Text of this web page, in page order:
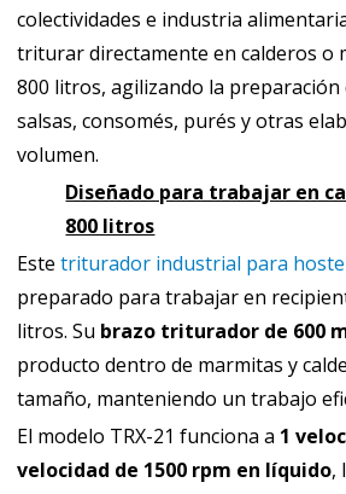
colectividades e industria
triturar directamente en calderos o
800 litros, agilizando la preparación
salsas, consomés, purés y otras
volumen.
Diseñado para trabajar en
800 litros
Estetriturador industrial para
preparado para trabajar en
litros. Su brazo triturador de 600
producto dentro de marmitas y
tamaño, manteniendo un trabajo
El modelo TRX-21 funciona a 1
velocidad de 1500 rpm en líquido,